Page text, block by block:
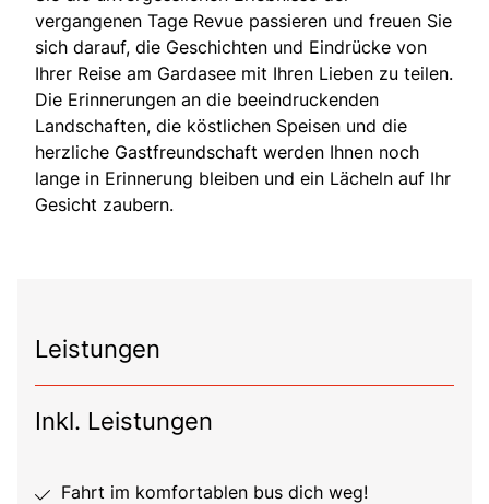
vergangenen Tage Revue passieren und freuen Sie
sich darauf, die Geschichten und Eindrücke von
Ihrer Reise am Gardasee mit Ihren Lieben zu teilen.
Die Erinnerungen an die beeindruckenden
Landschaften, die köstlichen Speisen und die
herzliche Gastfreundschaft werden Ihnen noch
lange in Erinnerung bleiben und ein Lächeln auf Ihr
Gesicht zaubern.
Leistungen
Inkl. Leistungen
Fahrt im komfortablen bus dich weg!